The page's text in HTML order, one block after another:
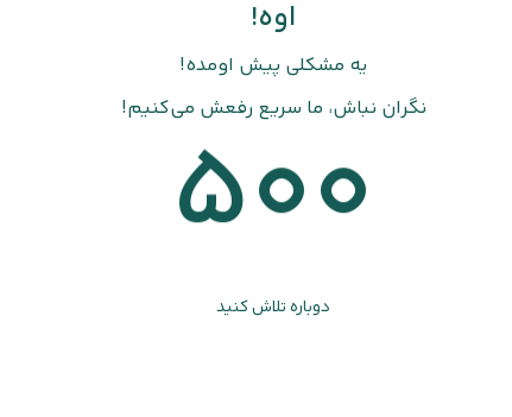
اوه!
یه مشکلی پیش اومده!
نگران نباش، ما سریع رفعش می‌کنیم!
500
دوباره تلاش کنید